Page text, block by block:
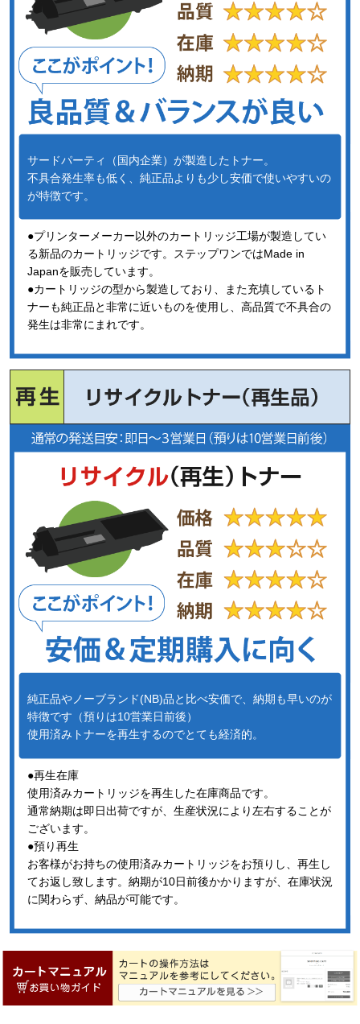
サードパーティ（国内企業）が製造したトナー。
不具合発生率も低く、純正品よりも少し安価で使いやすいの
が特徴です。
●プリンターメーカー以外のカートリッジ工場が製造してい
る新品のカートリッジです。ステップワンではMade in
Japanを販売しています。
●カートリッジの型から製造しており、また充填しているト
ナーも純正品と非常に近いものを使用し、高品質で不具合の
発生は非常にまれです。
純正品やノーブランド(NB)品と比べ安価で、納期も早いのが
特徴です（預りは10営業日前後）
使用済みトナーを再生するのでとても経済的。
●再生在庫
使用済みカートリッジを再生した在庫商品です。
通常納期は即日出荷ですが、生産状況により左右することが
ございます。
●預り再生
お客様がお持ちの使用済みカートリッジをお預りし、再生し
てお返し致します。納期が10日前後かかりますが、在庫状況
に関わらず、納品が可能です。